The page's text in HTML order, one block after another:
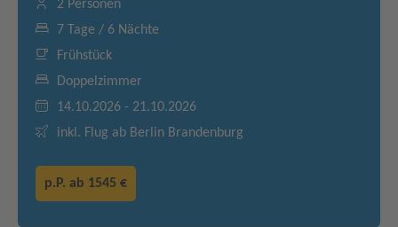
2 Personen
7 Tage / 6 Nächte
Frühstück
Doppelzimmer
14.10.2026 - 21.10.2026
inkl. Flug ab Berlin Brandenburg
p.P. ab 1545 €